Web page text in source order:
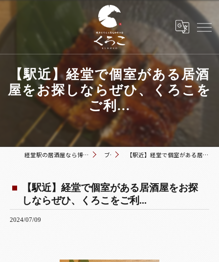
【駅近】経堂で個室がある居酒
屋をお探しならぜひ、くろこを
ご利...
経堂駅の居酒屋なら博多おでんと黒毛和牛の店 くろこ ブログ 【駅近】経堂で個室がある居酒屋をお探しならぜひ、くろこをご利...
【駅近】経堂で個室がある居酒屋をお探
しならぜひ、くろこをご利...
2024/07/09